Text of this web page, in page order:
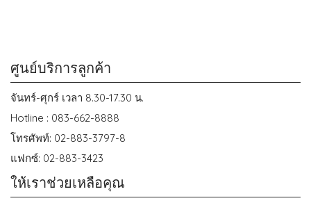
ศูนย์บริการลูกค้า
จันทร์-ศุกร์ เวลา 8.30-17.30 น.
Hotline : 083-662-8888
โทรศัพท์: 02-883-3797-8
แฟกซ์: 02-883-3423
ให้เราช่วยเหลือคุณ